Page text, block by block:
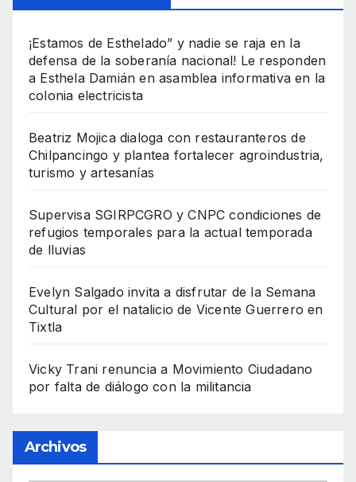
¡Estamos de Esthelado” y nadie se raja en la
defensa de la soberanía nacional! Le responden
a Esthela Damián en asamblea informativa en la
colonia electricista
Beatriz Mojica dialoga con restauranteros de
Chilpancingo y plantea fortalecer agroindustria,
turismo y artesanías
Supervisa SGIRPCGRO y CNPC condiciones de
refugios temporales para la actual temporada
de lluvias
Evelyn Salgado invita a disfrutar de la Semana
Cultural por el natalicio de Vicente Guerrero en
Tixtla
Vicky Trani renuncia a Movimiento Ciudadano
por falta de diálogo con la militancia
Archivos